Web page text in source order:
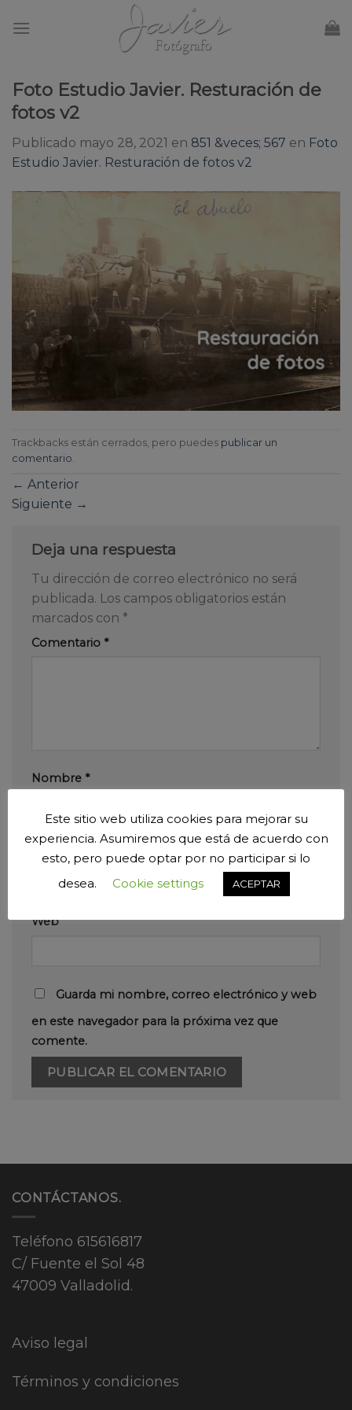
Foto Estudio Javier. Resturación de
fotos v2
Publicado mayo 28, 2021 en 851 &veces; 567 en Foto
Estudio Javier. Resturación de fotos v2
Trackbacks están cerrados, pero puedes publicar un
comentario.
← Anterior
Siguiente →
Deja una respuesta
Tu dirección de correo electrónico no será
publicada. Los campos obligatorios están
marcados con *
Comentario *
Nombre *
Correo electrónico
Web
Guarda mi nombre, correo electrónico y web
en este navegador para la próxima vez que
comente.
CONTÁCTANOS.
Teléfono 615616817
C/ Fuente el Sol 48
47009 Valladolid.
Aviso legal
Términos y condiciones
Este sitio web utiliza cookies para mejorar su
experiencia. Asumiremos que está de acuerdo con
esto, pero puede optar por no participar si lo
desea.
Cookie settings ACEPTAR